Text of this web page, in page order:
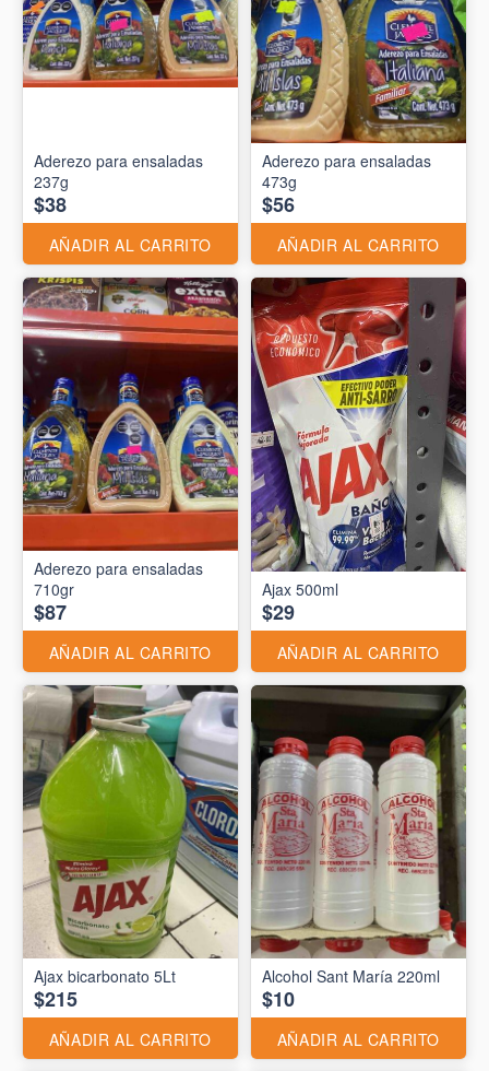
Aderezo para ensaladas
237g
$38
AÑADIR AL CARRITO
Aderezo para ensaladas
473g
$56
AÑADIR AL CARRITO
Aderezo para ensaladas
710gr
$87
AÑADIR AL CARRITO
Ajax 500ml
$29
AÑADIR AL CARRITO
Ajax bicarbonato 5Lt
$215
AÑADIR AL CARRITO
Alcohol Sant María 220ml
$10
AÑADIR AL CARRITO